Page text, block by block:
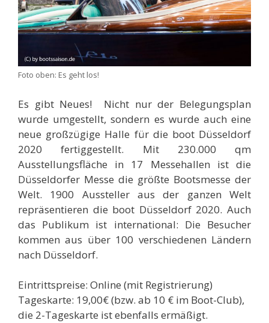
Foto oben: Es geht los!
Es gibt Neues! Nicht nur der Belegungsplan
wurde umgestellt, sondern es wurde auch eine
neue großzügige Halle für die boot Düsseldorf
2020 fertiggestellt. Mit 230.000 qm
Ausstellungsfläche in 17 Messehallen ist die
Düsseldorfer Messe die größte Bootsmesse der
Welt. 1900 Aussteller aus der ganzen Welt
repräsentieren die boot Düsseldorf 2020. Auch
das Publikum ist international: Die Besucher
kommen aus über 100 verschiedenen Ländern
nach Düsseldorf.
Eintrittspreise: Online (mit Registrierung)
Tageskarte: 19,00€ (bzw. ab 10 € im Boot-Club),
die 2-Tageskarte ist ebenfalls ermäßigt.